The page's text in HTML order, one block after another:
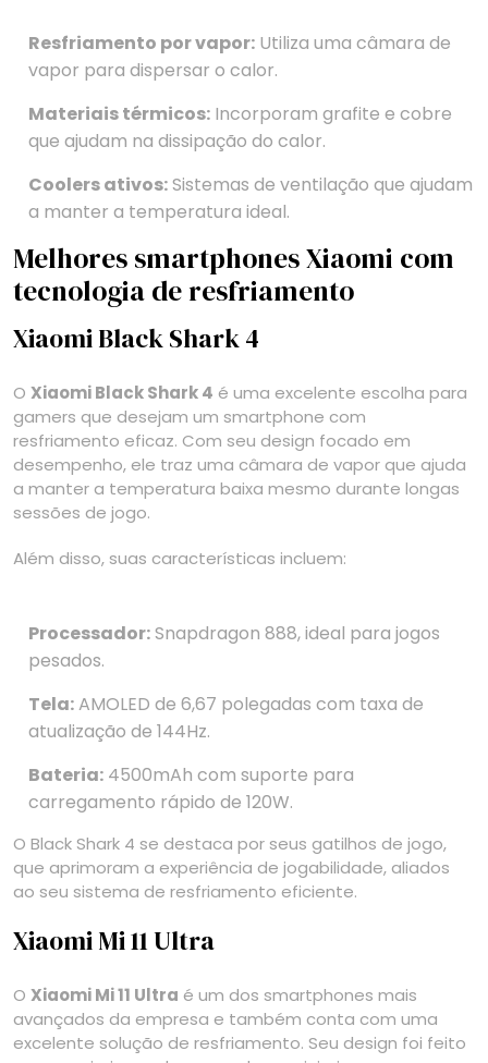
Resfriamento por vapor: Utiliza uma câmara de
vapor para dispersar o calor.
Materiais térmicos: Incorporam grafite e cobre
que ajudam na dissipação do calor.
Coolers ativos:Sistemas de ventilação que ajudam
a manter a temperatura ideal.
Melhores smartphones Xiaomi com
tecnologia de resfriamento
Xiaomi Black Shark 4
O Xiaomi Black Shark 4 é uma excelente escolha para
gamers que desejam um smartphone com
resfriamento eficaz. Com seu design focado em
desempenho, ele traz uma câmara de vapor que ajuda
a manter a temperatura baixa mesmo durante longas
sessões de jogo.
Além disso, suas características incluem:
Processador:Snapdragon 888, ideal para jogos
pesados.
Tela:AMOLED de 6,67 polegadas com taxa de
atualização de 144Hz.
Bateria: 4500mAh com suporte para
carregamento rápido de 120W.
O Black Shark 4 se destaca por seus gatilhos de jogo,
que aprimoram a experiência de jogabilidade, aliados
ao seu sistema de resfriamento eficiente.
Xiaomi Mi 11 Ultra
O Xiaomi Mi 11 Ultra é um dos smartphones mais
avançados da empresa e também conta com uma
excelente solução de resfriamento. Seu design foi feito